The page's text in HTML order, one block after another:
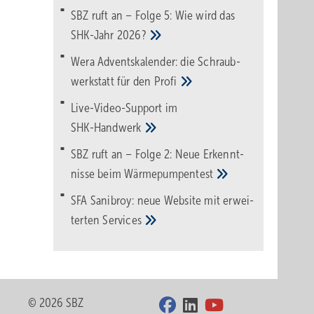
SBZ ruft an – Folge 5: Wie wird das
SHK-Jahr 2026?
Wera Adventskalender: die Schraub­
werk­statt für den Pro­fi
Live-Video-Support im
SHK-Handwerk
SBZ ruft an – Folge 2: Neue Erkennt­
nisse beimWärme­pumpen­test
SFA Sanibroy: neue Web­site mit erwei­
tertenServices
© 2026 SBZ